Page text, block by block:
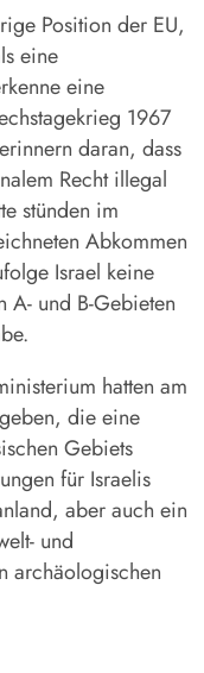
Position der EU,
eine
eine
1967
daran, dass
Recht illegal
stünden im
Abkommen
Israel keine
A- und B-Gebieten
hatten am
die eine
Gebiets
für Israelis
aber auch ein
und
archäologischen